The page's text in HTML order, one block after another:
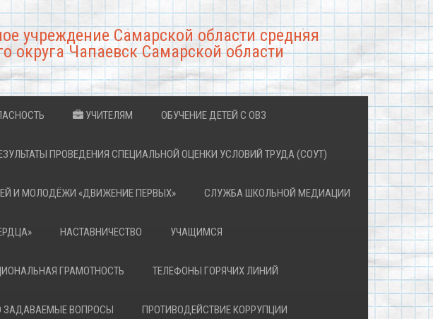
учреждение Самарской области средняя
округа Чапаевск Самарской области
УЧИТЕЛЯМ ОБУЧЕНИЕ ДЕТЕЙ С ОВЗ
ПРОВЕДЕНИЯ СПЕЦИАЛЬНОЙ ОЦЕНКИ УСЛОВИЙ ТРУДА (СОУТ)
И МОЛОДЁЖИ «ДВИЖЕНИЕ ПЕРВЫХ» СЛУЖБА ШКОЛЬНОЙ МЕДИАЦИИ
НАСТАВНИЧЕСТВО УЧАЩИМСЯ
ГРАМОТНОСТЬ ТЕЛЕФОНЫ ГОРЯЧИХ ЛИНИЙ
ЗАДАВАЕМЫЕ ВОПРОСЫ ПРОТИВОДЕЙСТВИЕ КОРРУПЦИИ